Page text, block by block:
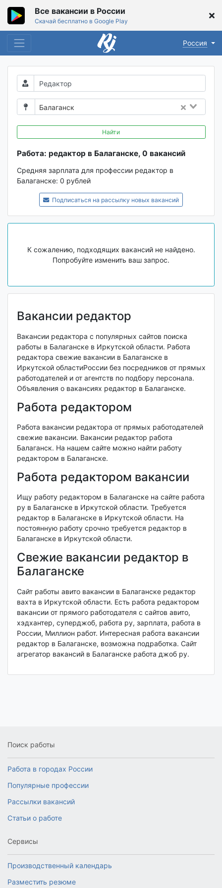
Все вакансии в России
Скачай бесплатно в Google Play
Россия
Балаганск
Найти
Работа: редактор в Балаганске, 0 вакансий
Средняя зарплата для профессии редактор в
Балаганске: 0 рублей
Подписаться на рассылку новых вакансий
К сожалению, подходящих вакансий не найдено.
Попробуйте изменить ваш запрос.
Вакансии редактор
Вакансии редактора с популярных сайтов поиска
работы в Балаганске в Иркутской области. Работа
редактора свежие вакансии в Балаганске в
Иркутской областиРоссии без посредников от прямых
работодателей и от агентств по подбору персонала.
Объявления о вакансиях редактор в Балаганске.
Работа редактором
Работа вакансии редактора от прямых работодателей
свежие вакансии. Вакансии редактор работа
Балаганск. На нашем сайте можно найти работу
редактором в Балаганске.
Работа редактором вакансии
Ищу работу редактором в Балаганске на сайте работа
ру в Балаганске в Иркутской области. Требуется
редактор в Балаганске в Иркутской области. На
постоянную работу срочно требуется редактор в
Балаганске в Иркутской области.
Свежие вакансии редактор в
Балаганске
Сайт работы авито вакансии в Балаганске редактор
вахта в Иркутской области. Есть работа редактором
вакансии от прямого работодателя с сайтов авито,
хэдхантер, суперджоб, работа ру, зарплата, работа в
России, Миллион работ. Интересная работа вакансии
редактор в Балаганске, возможна подработка. Сайт
агрегатор вакансий в Балаганске работа джоб ру.
Поиск работы
Работа в городах России
Популярные профессии
Рассылки вакансий
Статьи о работе
Сервисы
Производственный календарь
Разместить резюме